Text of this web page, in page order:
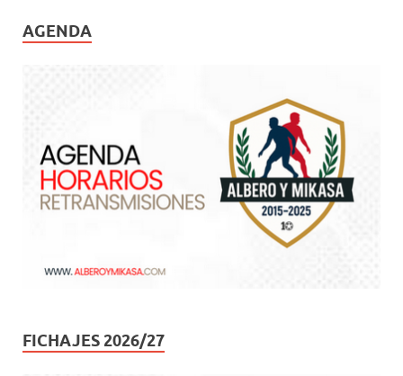
AGENDA
FICHAJES 2026/27